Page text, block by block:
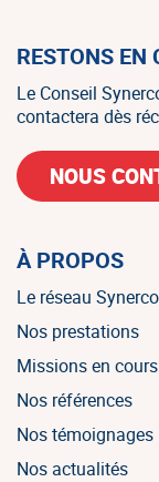
RESTONS EN
Le Conseil
contactera dès
NOUS
À PROPOS
Le réseau
Nos prestations
Missions en cours
Nos références
Nos témoignages
Nos actualités